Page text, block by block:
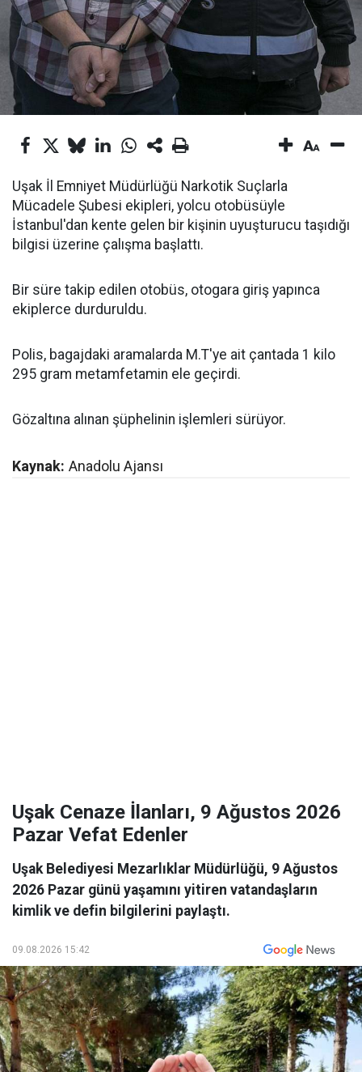
Uşak İl Emniyet Müdürlüğü Narkotik Suçlarla
Mücadele Şubesi ekipleri, yolcu otobüsüyle
İstanbul'dan kente gelen bir kişinin uyuşturucu taşıdığı
bilgisi üzerine çalışma başlattı.
Bir süre takip edilen otobüs, otogara giriş yapınca
ekiplerce durduruldu.
Polis, bagajdaki aramalarda M.T'ye ait çantada 1 kilo
295 gram metamfetamin ele geçirdi.
Gözaltına alınan şüphelinin işlemleri sürüyor.
Kaynak: Anadolu Ajansı
Uşak Cenaze İlanları, 9 Ağustos 2026
Pazar Vefat Edenler
Uşak Belediyesi Mezarlıklar Müdürlüğü, 9 Ağustos
2026 Pazar günü yaşamını yitiren vatandaşların
kimlik ve defin bilgilerini paylaştı.
09.08.2026 15:42